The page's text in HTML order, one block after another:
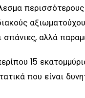
σπάνιες, αλλά
15
που είναι